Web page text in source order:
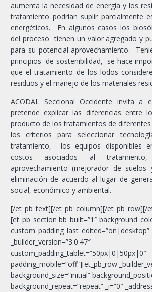
aumenta la necesidad de energía y los
tratamiento podrían suplir parcialmente
energéticos. En algunos casos los
del proceso tienen un valor agregado y
para su potencial aprovechamiento.
principios de sostenibilidad, se hace
que el tratamiento de los lodos
residuos y el manejo de los materiales
ACODAL Seccional Occidente invita a
pretende explicar las diferencias entre
producto de los tratamientos de
los criterios para seleccionar
tratamiento, los equipos disponibles
costos asociados al
aprovechamiento (mejorador de
eliminación de acuerdo al lugar de
social, económico y ambiental.
[/et_pb_text][/et_pb_column][/et_pb_row][/
[et_pb_section bb_built=”1″
custom_padding_last_edited=”on|desktop”
_builder_version=”3.0.47″
custom_padding_tablet=”50px|0|50px|0″
padding_mobile=”off”][et_pb_row
background_size=”initial”
background_repeat=”repeat” _i=”0″